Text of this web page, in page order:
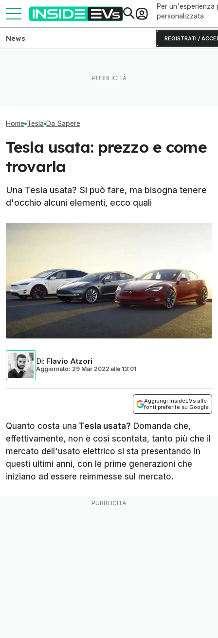
Per un'esperienza
personalizzata
REGISTRATI /
News
Home Tesla Da Sapere
Tesla usata: prezzo e come
trovarla
Una Tesla usata? Si può fare, ma bisogna tenere
d'occhio alcuni elementi, ecco quali
Di: Flavio Atzori
Aggiornato: 29 Mar 2022 alle 13:01
Aggiungi InsideEVs alle
fonti preferite su Google
Quanto costa una Tesla usata? Domanda che,
effettivamente, non è così scontata, tanto più che il
mercato dell'usato elettrico si sta presentando in
questi ultimi anni, con le prime generazioni che
iniziano ad essere reimmesse sul mercato.